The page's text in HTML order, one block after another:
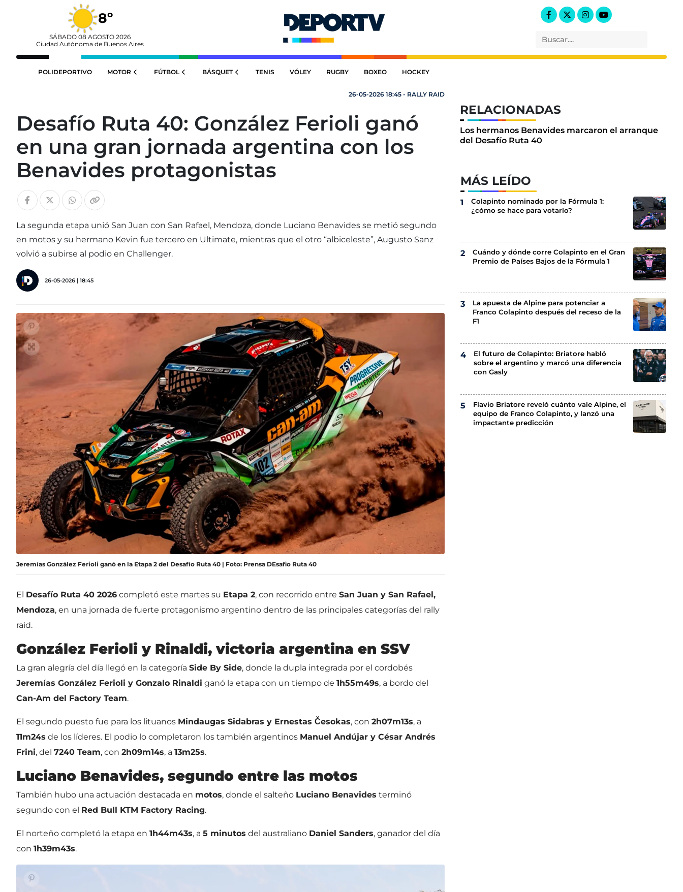
8º
SÁBADO 08 AGOSTO 2026
Ciudad Autónoma de Buenos Aires
POLIDEPORTIVO MOTOR FÚTBOL BÁSQUET TENIS VÓLEY RUGBY BOXEO HOCKEY
26-05-2026 18:45 - RALLY RAID
Desafío Ruta 40: González Ferioli ganó
en una gran jornada argentina con los
Benavides protagonistas
La segunda etapa unió San Juan con San Rafael, Mendoza, donde Luciano Benavides se metió segundo
en motos y su hermano Kevin fue tercero en Ultimate, mientras que el otro “albiceleste”, Augusto Sanz
volvió a subirse al podio en Challenger.
26-05-2026 | 18:45
Jeremías González Ferioli ganó en la Etapa 2 del Desafío Ruta 40 | Foto: Prensa DEsafio Ruta 40
El Desafío Ruta 40 2026 completó este martes su Etapa 2, con recorrido entre San Juan y San Rafael,
Mendoza, en una jornada de fuerte protagonismo argentino dentro de las principales categorías del rally
raid.
González Ferioli y Rinaldi, victoria argentina en SSV
La gran alegría del día llegó en la categoría Side By Side, donde la dupla integrada por el cordobés
Jeremías González Ferioli y Gonzalo Rinaldi ganó la etapa con un tiempo de 1h55m49s, a bordo del
Can-Am del Factory Team.
El segundo puesto fue para los lituanos Mindaugas Sidabras y Ernestas Česokas, con 2h07m13s, a
11m24s de los líderes. El podio lo completaron los también argentinos Manuel Andújar y César Andrés
Frini, del 7240 Team, con 2h09m14s, a 13m25s.
Luciano Benavides, segundo entre las motos
También hubo una actuación destacada en motos, donde el salteño Luciano Benavides terminó
segundo con el Red Bull KTM Factory Racing.
El norteño completó la etapa en 1h44m43s, a 5 minutos del australiano Daniel Sanders, ganador del día
con 1h39m43s.
RELACIONADAS
Los hermanos Benavides marcaron el arranque
del Desafío Ruta 40
MÁS LEÍDO
Colapinto nominado por la Fórmula 1:
¿cómo se hace para votarlo?
Cuándo y dónde corre Colapinto en el Gran
Premio de Países Bajos de la Fórmula 1
La apuesta de Alpine para potenciar a
Franco Colapinto después del receso de la
F1
El futuro de Colapinto: Briatore habló
sobre el argentino y marcó una diferencia
con Gasly
Flavio Briatore reveló cuánto vale Alpine, el
equipo de Franco Colapinto, y lanzó una
impactante predicción